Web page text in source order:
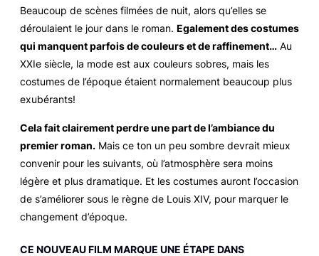
Beaucoup de scènes filmées de nuit, alors qu’elles se
déroulaient le jour dans le roman. Egalement des costumes
qui manquent parfois de couleurs et de raffinement… Au
XXIe siècle, la mode est aux couleurs sobres, mais les
costumes de l’époque étaient normalement beaucoup plus
exubérants!
Cela fait clairement perdre une part de l’ambiance du
premier roman. Mais ce ton un peu sombre devrait mieux
convenir pour les suivants, où l’atmosphère sera moins
légère et plus dramatique. Et les costumes auront l’occasion
de s’améliorer sous le règne de Louis XIV, pour marquer le
changement d’époque.
CE NOUVEAU FILM MARQUE UNE ÉTAPE DANS